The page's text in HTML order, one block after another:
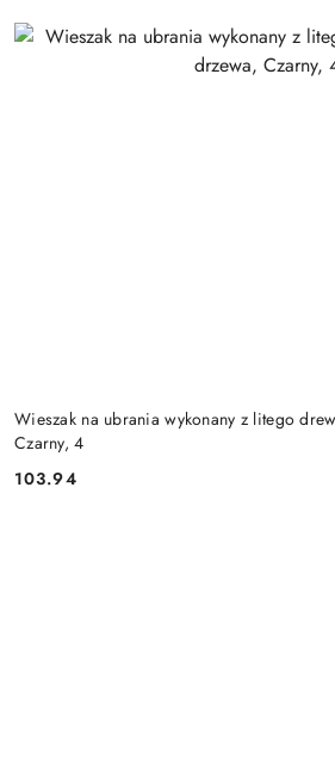
Wieszak na ubrania wykonany z litego
Czarny, 4
Cena:
103.94